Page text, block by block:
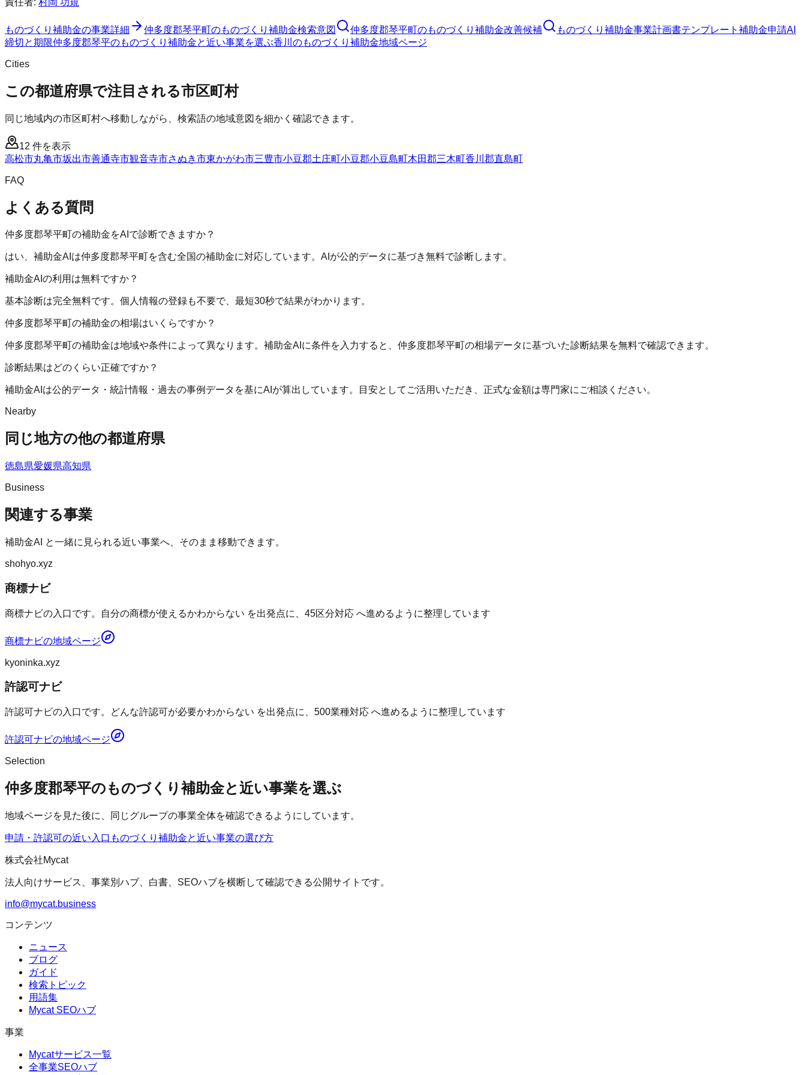
ものづくり補助金の事業詳細 仲多度郡琴平町のものづくり補助金検索意図 仲多度郡琴平町のものづくり補助金改善候補 ものづくり補助金事業計画書テンプレート 補助金申請AI
締切と期限仲多度郡琴平のものづくり補助金と近い事業を選ぶ香川 のものづくり補助金地域ページ
Cities
この都道府県で注目される市区町村
同じ地域内の市区町村へ移動しながら、検索語の地域意図を細かく確認できます。
12 件を表示
高松市丸亀市坂出市善通寺市観音寺市さぬき市東かがわ市三豊市小豆郡土庄町小豆郡小豆島町木田郡三木町香川郡直島町
FAQ
よくある質問
仲多度郡琴平町の補助金をAIで診断できますか？
はい、補助金AIは仲多度郡琴平町を含む全国の補助金に対応しています。AIが公的データに基づき無料で診断します。
補助金AIの利用は無料ですか？
基本診断は完全無料です。個人情報の登録も不要で、最短30秒で結果がわかります。
仲多度郡琴平町の補助金の相場はいくらですか？
仲多度郡琴平町の補助金は地域や条件によって異なります。補助金AIに条件を入力すると、仲多度郡琴平町の相場データに基づいた診断結果を無料で確認できます。
診断結果はどのくらい正確ですか？
補助金AIは公的データ・統計情報・過去の事例データを基にAIが算出しています。目安としてご活用いただき、正式な金額は専門家にご相談ください。
Nearby
同じ地方の他の都道府県
徳島県愛媛県高知県
Business
関連する事業
補助金AI と一緒に見られる近い事業へ、そのまま移動できます。
shohyo.xyz
商標ナビ
商標ナビの入口です。自分の商標が使えるかわからない を出発点に、45区分対応 へ進めるように整理しています
商標ナビの地域ページ
kyoninka.xyz
許認可ナビ
許認可ナビの入口です。どんな許認可が必要かわからない を出発点に、500業種対応 へ進めるように整理しています
許認可ナビの地域ページ
Selection
仲多度郡琴平のものづくり補助金と近い事業を選ぶ
地域ページを見た後に、同じグループの事業全体を確認できるようにしています。
申請・許認可の近い入口 ものづくり補助金と近い事業の選び方
株式会社Mycat
法人向けサービス、事業別ハブ、白書、SEOハブを横断して確認できる公開サイトです。
info@mycat.business
コンテンツ
ニュース
ブログ
ガイド
検索トピック
用語集
Mycat SEOハブ
事業
Mycatサービス一覧
全事業SEOハブ